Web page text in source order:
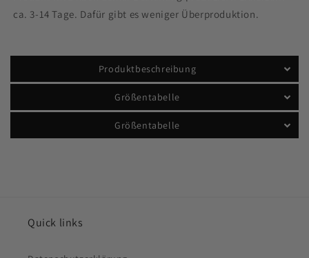
ca. 3-14 Tage. Dafür gibt es weniger Überproduktion.
Produktbeschreibung
Größentabelle
Größentabelle
Quick links